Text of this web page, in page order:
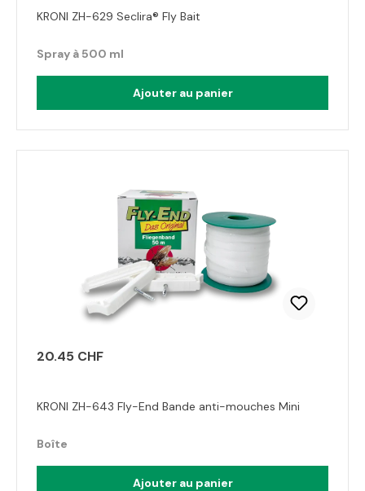
KRONI ZH-629 Seclira® Fly Bait
Spray à 500 ml
Ajouter au panier
20.45 CHF
KRONI ZH-643 Fly-End Bande anti-mouches Mini
Boîte
Ajouter au panier